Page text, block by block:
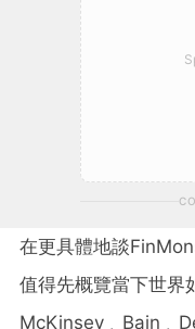
在更具體地談
值得先概覽當下世界